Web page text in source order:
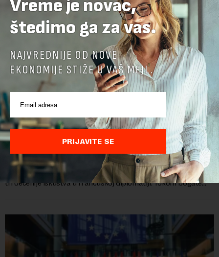
Ambasadorka Francuske: Napredak nije uklonio
sve prepreke
Od oktobra 2025. godine, funkciju ambasadorke Francuske u
Srbiji obavlja Florans Ferari, karijerna diplomatkinja sa više od
tri decenije iskustva u francuskoj diplomatiji. Tokom bogate
Vreme je novac,
štedimo ga za vas.
NAJVREDNIJE OD NOVE
EKONOMIJE STIŽE U VAŠ MEJL.
PRIJAVITE SE